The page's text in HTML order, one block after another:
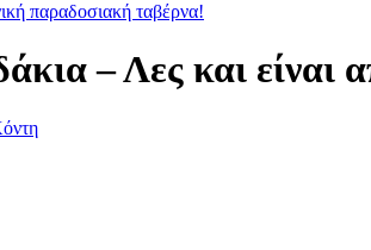
παραδοσιακή ταβέρνα!
– Λες και είναι